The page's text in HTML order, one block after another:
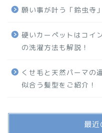
願い事が叶う「鈴虫寺
硬いカーペットはコイ
の洗濯方法も解説！
くせ毛と天然パーマの
似合う髪型をご紹介！
最近